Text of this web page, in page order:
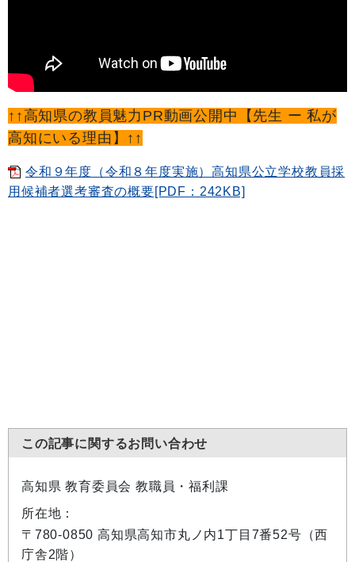
↑↑高知県の教員魅力PR動画公開中【先生 ー 私が
高知にいる理由】↑↑
令和９年度（令和８年度実施）高知県公立学校教員採
用候補者選考審査の概要[PDF：242KB]
この記事に関するお問い合わせ
高知県 教育委員会 教職員・福利課
所在地：
〒780-0850 高知県高知市丸ノ内1丁目7番52号（西
庁舎2階）